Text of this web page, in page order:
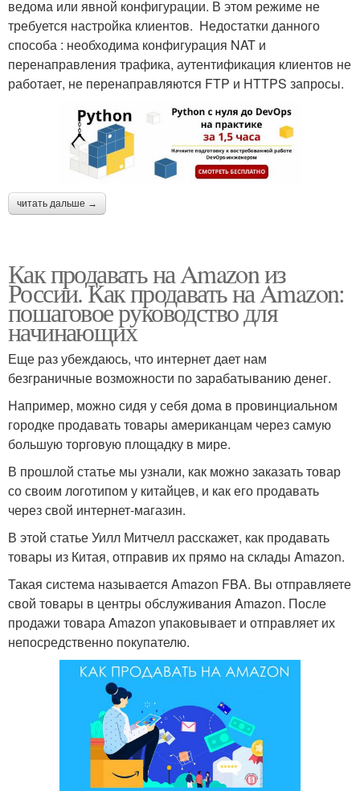
ведома или явной конфигурации. В этом режиме не
требуется настройка клиентов. Недостатки данного
способа : необходима конфигурация NAT и
перенаправления трафика, аутентификация клиентов не
работает, не перенаправляются FTP и HTTPS запросы.
читать дальше →
Как продавать на Amazon из
России. Как продавать на Amazon:
пошаговое руководство для
начинающих
Еще раз убеждаюсь, что интернет дает нам
безграничные возможности по зарабатыванию денег.
Например, можно сидя у себя дома в провинциальном
городке продавать товары американцам через самую
большую торговую площадку в мире.
В прошлой статье мы узнали, как можно заказать товар
со своим логотипом у китайцев, и как его продавать
через свой интернет-магазин.
В этой статье Уилл Митчелл расскажет, как продавать
товары из Китая, отправив их прямо на склады Amazon.
Такая система называется Amazon FBA. Вы отправляете
свой товары в центры обслуживания Amazon. После
продажи товара Amazon упаковывает и отправляет их
непосредственно покупателю.